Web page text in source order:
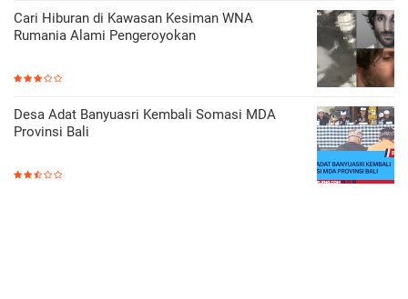
Cari Hiburan di Kawasan Kesiman WNA
Rumania Alami Pengeroyokan
Desa Adat Banyuasri Kembali Somasi MDA
Provinsi Bali